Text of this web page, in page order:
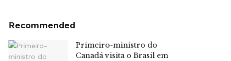
Recommended
Primeiro-ministro do
Canadá visita o Brasil em